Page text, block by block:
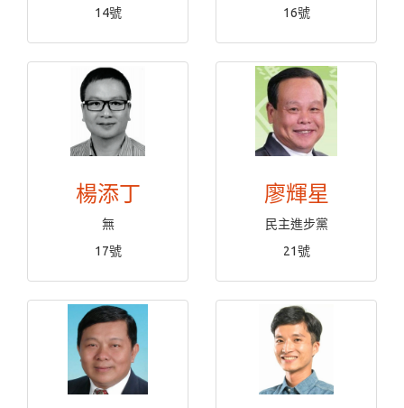
14號 16號
楊添丁
無
17號
廖輝星
民主進步黨
21號